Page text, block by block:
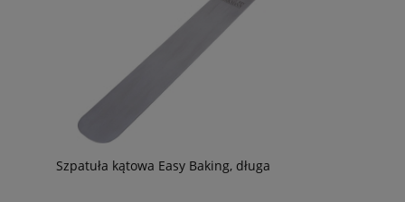
Szpatuła kątowa Easy Baking, długa